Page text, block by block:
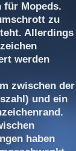
für Mopeds.
zu
Allerdings
werden
zwischen der
und ein
haben